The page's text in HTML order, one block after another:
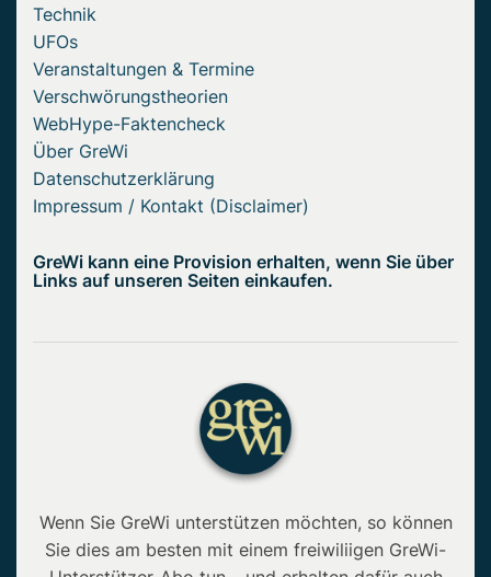
Technik
UFOs
Veranstaltungen & Termine
Verschwörungstheorien
WebHype-Faktencheck
Über GreWi
Datenschutzerklärung
Impressum / Kontakt (Disclaimer)
GreWi kann eine Provision erhalten, wenn Sie über
Links auf unseren Seiten einkaufen.
Wenn Sie GreWi unterstützen möchten, so können
Sie dies am besten mit einem freiwiliigen GreWi-